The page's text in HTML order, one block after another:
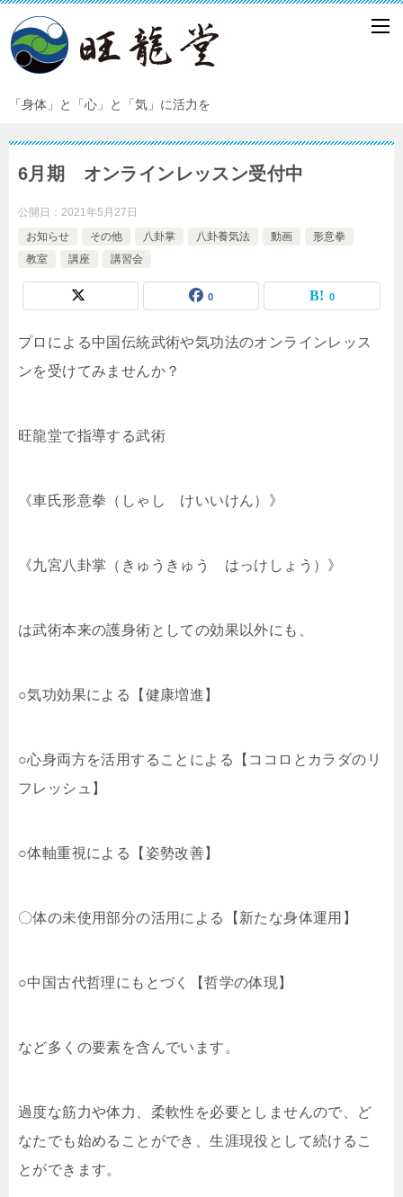
「身体」と「心」と「気」に活力を
6月期 オンラインレッスン受付中
公開日： 2021年5月27日
お知らせ
その他 八卦掌 八卦養気法 動画
形意拳
教室
講座 講習会
0 0
プロによる中国伝統武術や気功法のオンラインレッス
ンを受けてみませんか？
旺龍堂で指導する武術
《車氏形意拳（しゃし けいいけん）》
《九宮八卦掌（きゅうきゅう はっけしょう）》
は武術本来の護身術としての効果以外にも、
○気功効果による【健康増進】
○心身両方を活用することによる【ココロとカラダのリ
フレッシュ】
○体軸重視による【姿勢改善】
〇体の未使用部分の活用による【新たな身体運用】
○中国古代哲理にもとづく【哲学の体現】
など多くの要素を含んでいます。
過度な筋力や体力、柔軟性を必要としませんので、ど
なたでも始めることができ、生涯現役として続けるこ
とができます。